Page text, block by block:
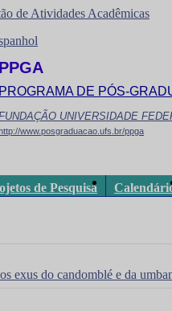
de Atividades Acadêmicas
PPGA
PROGRAMA DE PÓS-
UNIVERSIDADE
www.posgraduacao.ufs.br/ppga
de Pesquisa
exus do candomblé e da